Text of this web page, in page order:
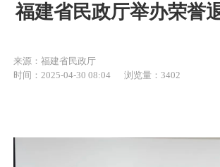
福建省民政厅举办荣誉
来源：福建省民政厅
时间：2025-04-30 08:04
浏览量：3402